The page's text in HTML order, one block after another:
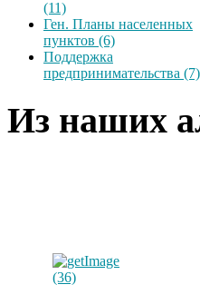
(11)
Ген. Планы населенных
пунктов (6)
Поддержка
предпринимательства (7)
Из наших